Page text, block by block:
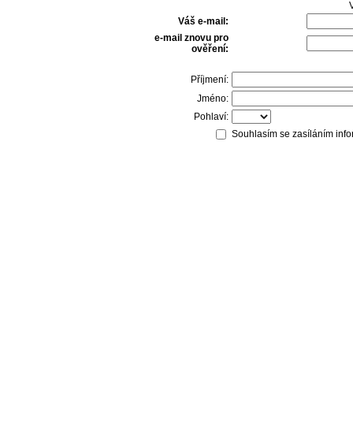
Váš e-mail:
e-mail znovu pro
ověření:
Příjmení:
Jméno:
Pohlaví:
Souhlasím se zasíláním